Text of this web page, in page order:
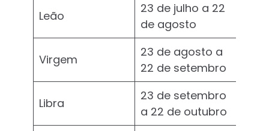
Leão
23 de julho a 22
de agosto
Virgem
23 de agosto a
22 de setembro
Libra
23 de setembro
a 22 de outubro